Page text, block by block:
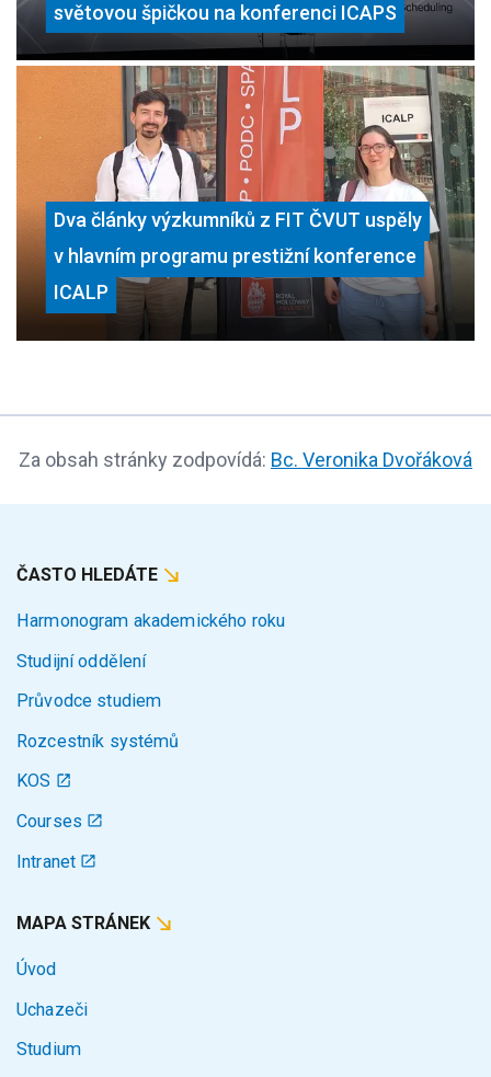
světovou špičkou na konferenci ICAPS
Dva články výzkumníků z FIT ČVUT uspěly
v hlavním programu prestižní konference
ICALP
Za obsah stránky zodpovídá: Bc. Veronika Dvořáková
ČASTO HLEDÁTE
Harmonogram akademického roku
Studijní oddělení
Průvodce studiem
Rozcestník systémů
KOS
Courses
Intranet
MAPA STRÁNEK
Úvod
Uchazeči
Studium